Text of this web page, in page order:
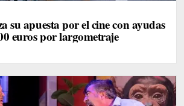
su apuesta por el cine con ayudas
euros por largometraje